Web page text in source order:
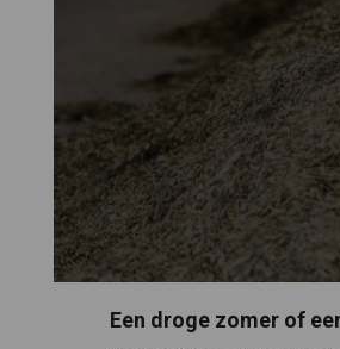
Een droge zomer of